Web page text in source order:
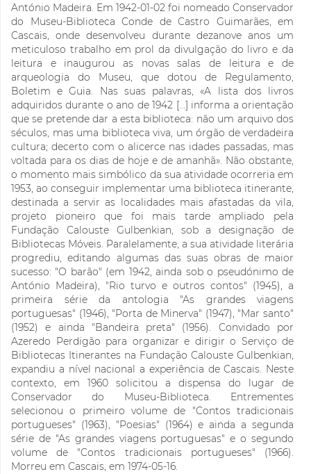
António Madeira. Em 1942-01-02 foi nomeado Conservador
do Museu-Biblioteca Conde de Castro Guimarães, em
Cascais, onde desenvolveu durante dezanove anos um
meticuloso trabalho em prol da divulgação do livro e da
leitura e inaugurou as novas salas de leitura e de
arqueologia do Museu, que dotou de Regulamento,
Boletim e Guia. Nas suas palavras, «A lista dos livros
adquiridos durante o ano de 1942 [...] informa a orientação
que se pretende dar a esta biblioteca: não um arquivo dos
séculos, mas uma biblioteca viva, um órgão de verdadeira
cultura; decerto com o alicerce nas idades passadas, mas
voltada para os dias de hoje e de amanhã». Não obstante,
o momento mais simbólico da sua atividade ocorreria em
1953, ao conseguir implementar uma biblioteca itinerante,
destinada a servir as localidades mais afastadas da vila,
projeto pioneiro que foi mais tarde ampliado pela
Fundação Calouste Gulbenkian, sob a designação de
Bibliotecas Móveis. Paralelamente, a sua atividade literária
progrediu, editando algumas das suas obras de maior
sucesso: "O barão" (em 1942, ainda sob o pseudónimo de
António Madeira), "Rio turvo e outros contos" (1945), a
primeira série da antologia "As grandes viagens
portuguesas" (1946), "Porta de Minerva" (1947), "Mar santo"
(1952) e ainda "Bandeira preta" (1956). Convidado por
Azeredo Perdigão para organizar e dirigir o Serviço de
Bibliotecas Itinerantes na Fundação Calouste Gulbenkian,
expandiu a nível nacional a experiência de Cascais. Neste
contexto, em 1960 solicitou a dispensa do lugar de
Conservador do Museu-Biblioteca. Entrementes
selecionou o primeiro volume de "Contos tradicionais
portugueses" (1963), "Poesias" (1964) e ainda a segunda
série de "As grandes viagens portuguesas" e o segundo
volume de "Contos tradicionais portugueses" (1966).
Morreu em Cascais, em 1974-05-16.